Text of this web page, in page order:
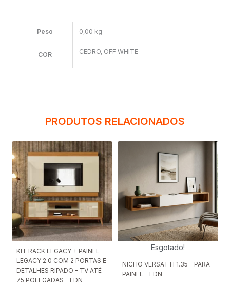
Peso 0,00 kg
COR CEDRO, OFF WHITE
PRODUTOS RELACIONADOS
KIT RACK LEGACY + PAINEL
LEGACY 2.0 COM 2 PORTAS E
DETALHES RIPADO – TV ATÉ
75 POLEGADAS – EDN
Esgotado!
NICHO VERSATTI 1.35 – PARA
PAINEL – EDN